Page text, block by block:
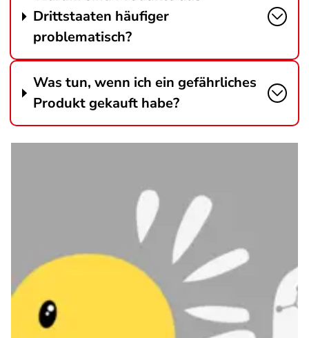
Drittstaaten häufiger
problematisch?
Was tun, wenn ich ein gefährliches
Produkt gekauft habe?